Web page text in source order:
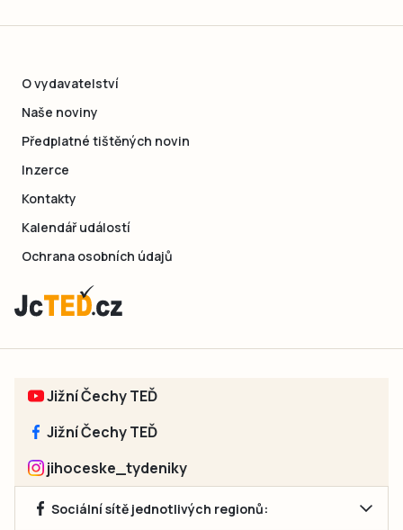
O vydavatelství
Naše noviny
Předplatné tištěných novin
Inzerce
Kontakty
Kalendář událostí
Ochrana osobních údajů
Jižní Čechy TEĎ
Jižní Čechy TEĎ
jihoceske_tydeniky
Sociální sítě jednotlivých regionů: